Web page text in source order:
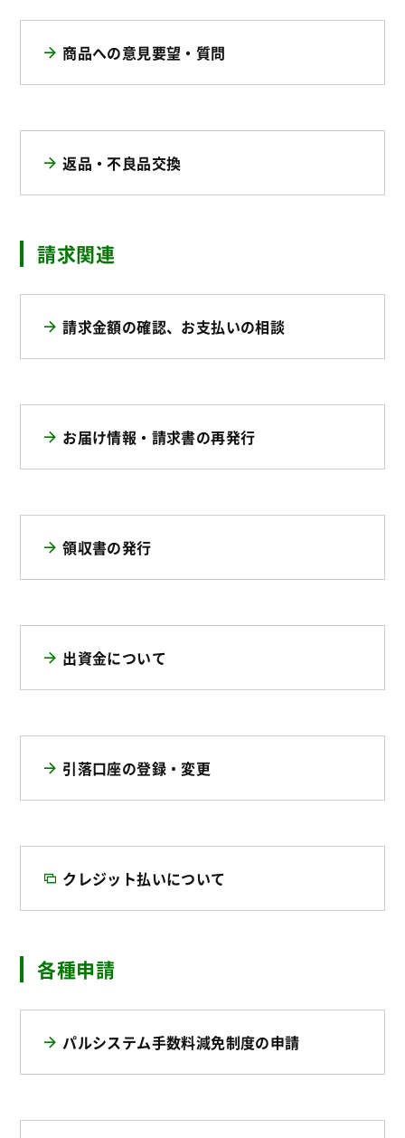
商品への意見要望・質問
返品・不良品交換
請求関連
請求金額の確認、お支払いの相談
お届け情報・請求書の再発行
領収書の発行
出資金について
引落口座の登録・変更
クレジット払いについて
各種申請
パルシステム手数料減免制度の申請